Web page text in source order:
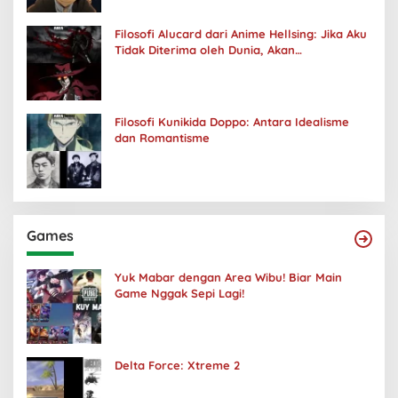
Filosofi Alucard dari Anime Hellsing: Jika Aku
Tidak Diterima oleh Dunia, Akan
Filosofi Kunikida Doppo: Antara Idealisme
dan Romantisme
Games
Yuk Mabar dengan Area Wibu! Biar Main
Game Nggak Sepi Lagi!
Delta Force: Xtreme 2